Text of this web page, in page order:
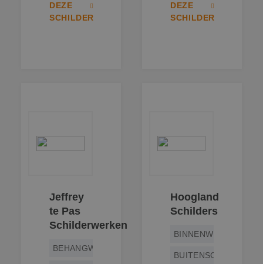
DEZE
SCHILDER
DEZE
SCHILDER
Jeffrey
te Pas
Schilderwerken
BEHANGWERK
Hoogland
Schilders
BINNENWERK